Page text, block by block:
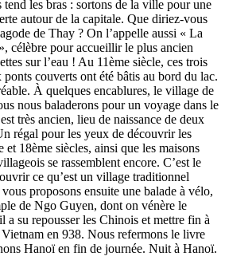
tend les bras : sortons de la ville pour une
autour de la capitale. Que diriez-vous
de Thay ? On l’appelle aussi « La
célèbre pour accueillir le plus ancien
sur l’eau ! Au 11ème siècle, ces trois
ponts couverts ont été bâtis au bord du lac.
À quelques encablures, le village de
nous baladerons pour un voyage dans le
très ancien, lieu de naissance de deux
régal pour les yeux de découvrir les
et 18ème siècles, ainsi que les maisons
se rassemblent encore. C’est le
ce qu’est un village traditionnel
proposons ensuite une balade à vélo,
de Ngo Guyen, dont on vénère le
a su repousser les Chinois et mettre fin à
en 938. Nous refermons le livre
Hanoï en fin de journée. Nuit à Hanoï.